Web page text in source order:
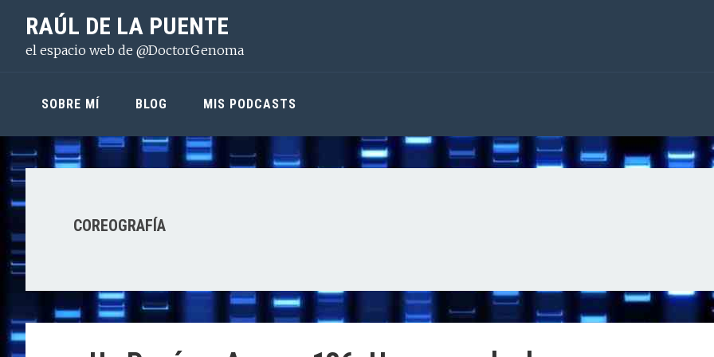
principal
contenido
lateral
RAÚL DE LA PUENTE
el espacio web de @DoctorGenoma
SOBRE MÍ BLOG MIS PODCASTS
COREOGRAFÍA